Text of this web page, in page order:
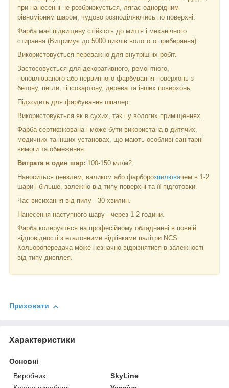
при нанесенні не розбризкується, лягає однорідним
рівномірним шаром, чудово розподіляючись по поверхні.
Фарба має підвищену стійкість до миття і механічного
стирання (Витримує до 5000 циклів вологого прибирання).
Використовується переважно для внутрішніх робіт.
Застосовується для декоративного, ремонтного,
поновлюваного або первинного фарбування поверхонь з
бетону, цегли, гіпсокартону, дерева та інших поверхонь.
Підходить для фарбування шпалер.
Використовується як в сухих, так і у вологих приміщеннях.
Фарба сертифікована і може бути використана в дитячих,
медичних та інших установах, що мають особливі санітарні
вимоги та обмеження.
Витрата в один шар: 100-150 мл/м2.
Наноситься пензлем, валиком або фарборозпилювачем в 1-2
шари і більше, залежно від типу поверхні та її підготовки.
Час висихання від пилу - 30 хвилин.
Нанесення наступного шару - через 1-2 години.
Фарба колерується на професійному обладнанні в повній
відповідності з еталонними відтінками палітри NCS.
Кольоропередача може незначно відрізнятися в залежності
від типу дисплея.
Приховати
Характеристики
Основні
Виробник
SkyLine